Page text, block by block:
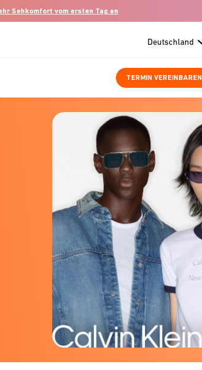
Sehkomfort vom ersten Tag an
TERMIN VEREINBAREN